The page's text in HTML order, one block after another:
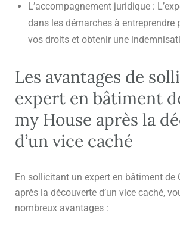
L’accompagnement juridique :
dans les démarches à entreprendre
vos droits et obtenir une
Les avantages de
expert en bâtiment
my House après la
d’un vice caché
En sollicitant un expert en bâtiment de
après la découverte d’un vice caché,
nombreux avantages :